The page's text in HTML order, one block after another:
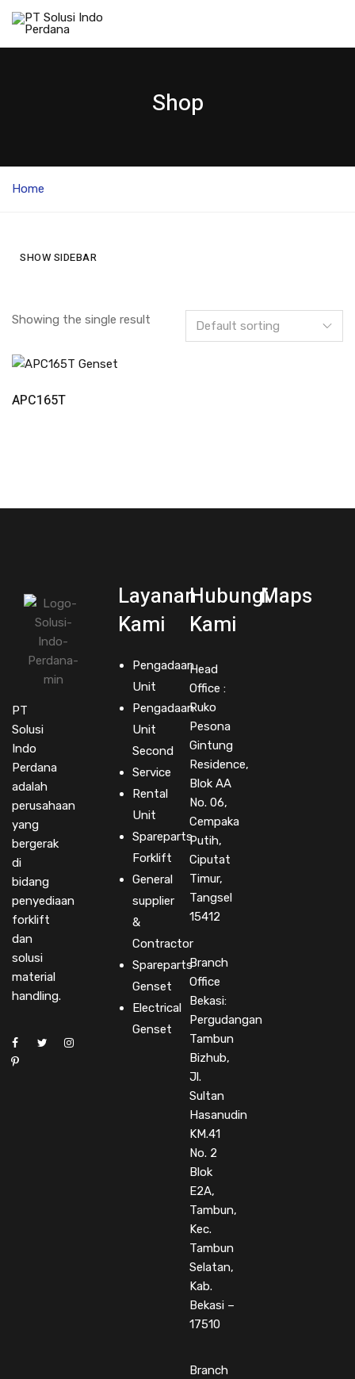
Shop
Home
SHOW SIDEBAR
Showing the single result
Read More
APC165T
PT
Solusi
Indo
Perdana
adalah
perusahaan
yang
bergerak
di
bidang
penyediaan
forklift
dan
solusi
material
handling.
Layanan
Kami
Pengadaan
Unit
Pengadaan
Unit
Second
Service
Rental
Unit
Spareparts
Forklift
General
supplier
&
Contractor
Spareparts
Genset
Electrical
Genset
Hubungi
Kami
Head
Office :
Ruko
Pesona
Gintung
Residence,
Blok AA
No. 06,
Cempaka
Putih,
Ciputat
Timur,
Tangsel
15412
Branch
Office
Bekasi:
Pergudangan
Tambun
Bizhub,
Jl.
Sultan
Hasanudin
KM.41
No. 2
Blok
E2A,
Tambun,
Kec.
Tambun
Selatan,
Kab.
Bekasi –
17510
Branch
Maps